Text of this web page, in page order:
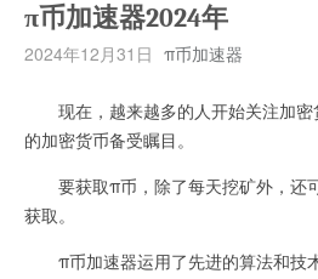
π币加速器2024年
2024年12月31日 π币加速器
现在，越来越多的人开始关注加密
的加密货币备受瞩目。
要获取π币，除了每天挖矿外，还
获取。
π币加速器运用了先进的算法和技